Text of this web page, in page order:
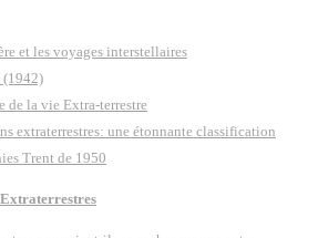
et les voyages interstellaires
(1942)
de la vie Extra-terrestre
extraterrestres: une étonnante classification
Trent de 1950